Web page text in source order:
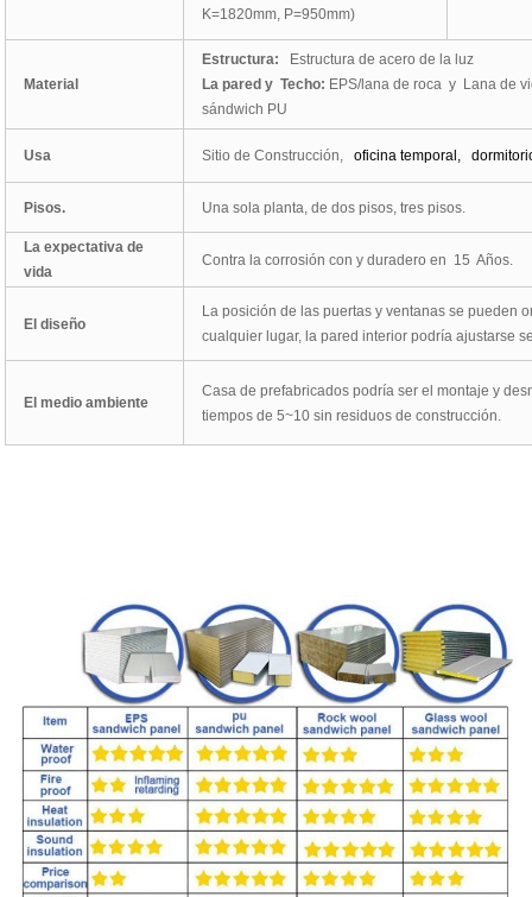
K=1820mm, P=950mm)
Material
Estructura:
Estructura de acero de la luz
La pared y Techo: EPS/lana de rocay Lana de
sándwich PU
Usa Sitio de Construcción,oficina temporal,
Pisos. Una sola planta, de dos pisos, tres pisos.
La expectativa de
vida
Contra la corrosión con y duradero en 15 Años.
El diseño
La posición de las puertas y ventanas se pueden
cualquier lugar, la pared interior podría ajustarse
El medio ambiente
Casa de prefabricados podría ser el montaje y
tiempos de 5~10 sin residuos de construcción.